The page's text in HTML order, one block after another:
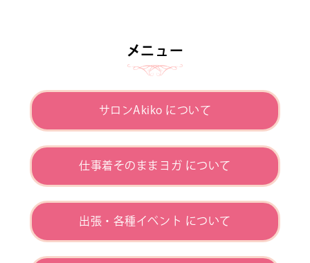
メニュー
サロンAkiko について
仕事着そのままヨガ について
出張・各種イベント について